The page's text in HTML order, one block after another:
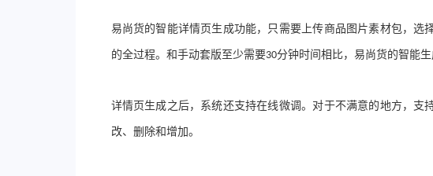
易尚货的智能详情页生成功能， 只需要上传商品图片素材包，选
的全过程。 和手动套版至少需要30分钟时间相比， 易尚货的智能
详情页生成之后， 系统还支持在线微调。 对于不满意的地方 ， 支
改、 删除和增加。